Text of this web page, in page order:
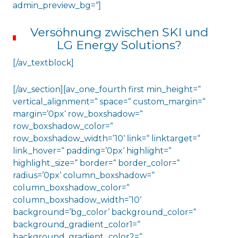
admin_preview_bg=“]
Versöhnung zwischen SKI und
LG Energy Solutions?
[/av_textblock]
[/av_section][av_one_fourth first min_height=“
vertical_alignment=“ space=“ custom_margin=“
margin=’0px‘ row_boxshadow=“
row_boxshadow_color=“
row_boxshadow_width=’10‘ link=“ linktarget=“
link_hover=“ padding=’0px‘ highlight=“
highlight_size=“ border=“ border_color=“
radius=’0px‘ column_boxshadow=“
column_boxshadow_color=“
column_boxshadow_width=’10‘
background=’bg_color‘ background_color=“
background_gradient_color1=“